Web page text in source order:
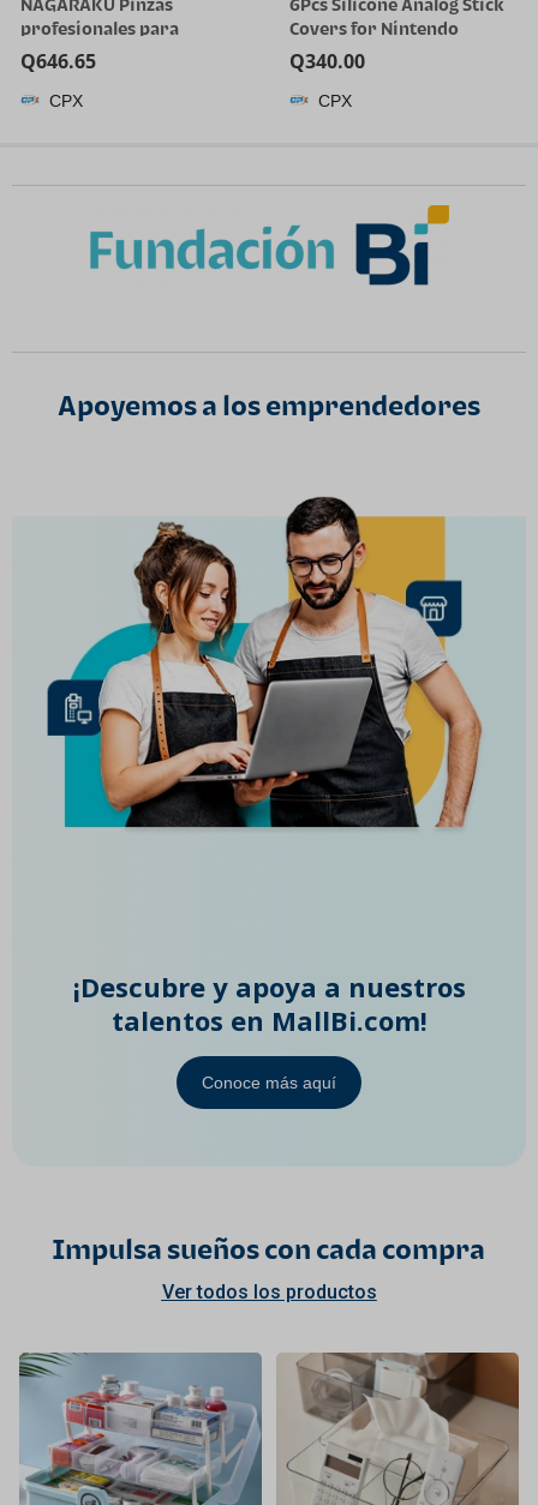
NAGARAKU Pinzas
profesionales para
extensión de pestañas,
punta de precisión,
herramienta de pestañas
Precision Tip Straight
Curved 5 Pcs Tweezers For
Q646.65
CPX
6Pcs Silicone Analog Stick
Covers for Nintendo
Switch, OLED, Joy-con
Controller Thumb Grips,
Joystick Replacement Caps
Q340.00
CPX
Apoyemos a los emprendedores​
¡Descubre y apoya a nuestros
talentos en MallBi.com!
Conoce más aquí
Impulsa sueños con cada compra
Ver todos los productos